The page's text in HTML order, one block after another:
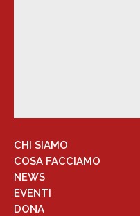
CHI SIAMO
COSA FACCIAMO
NEWS
EVENTI
DONA